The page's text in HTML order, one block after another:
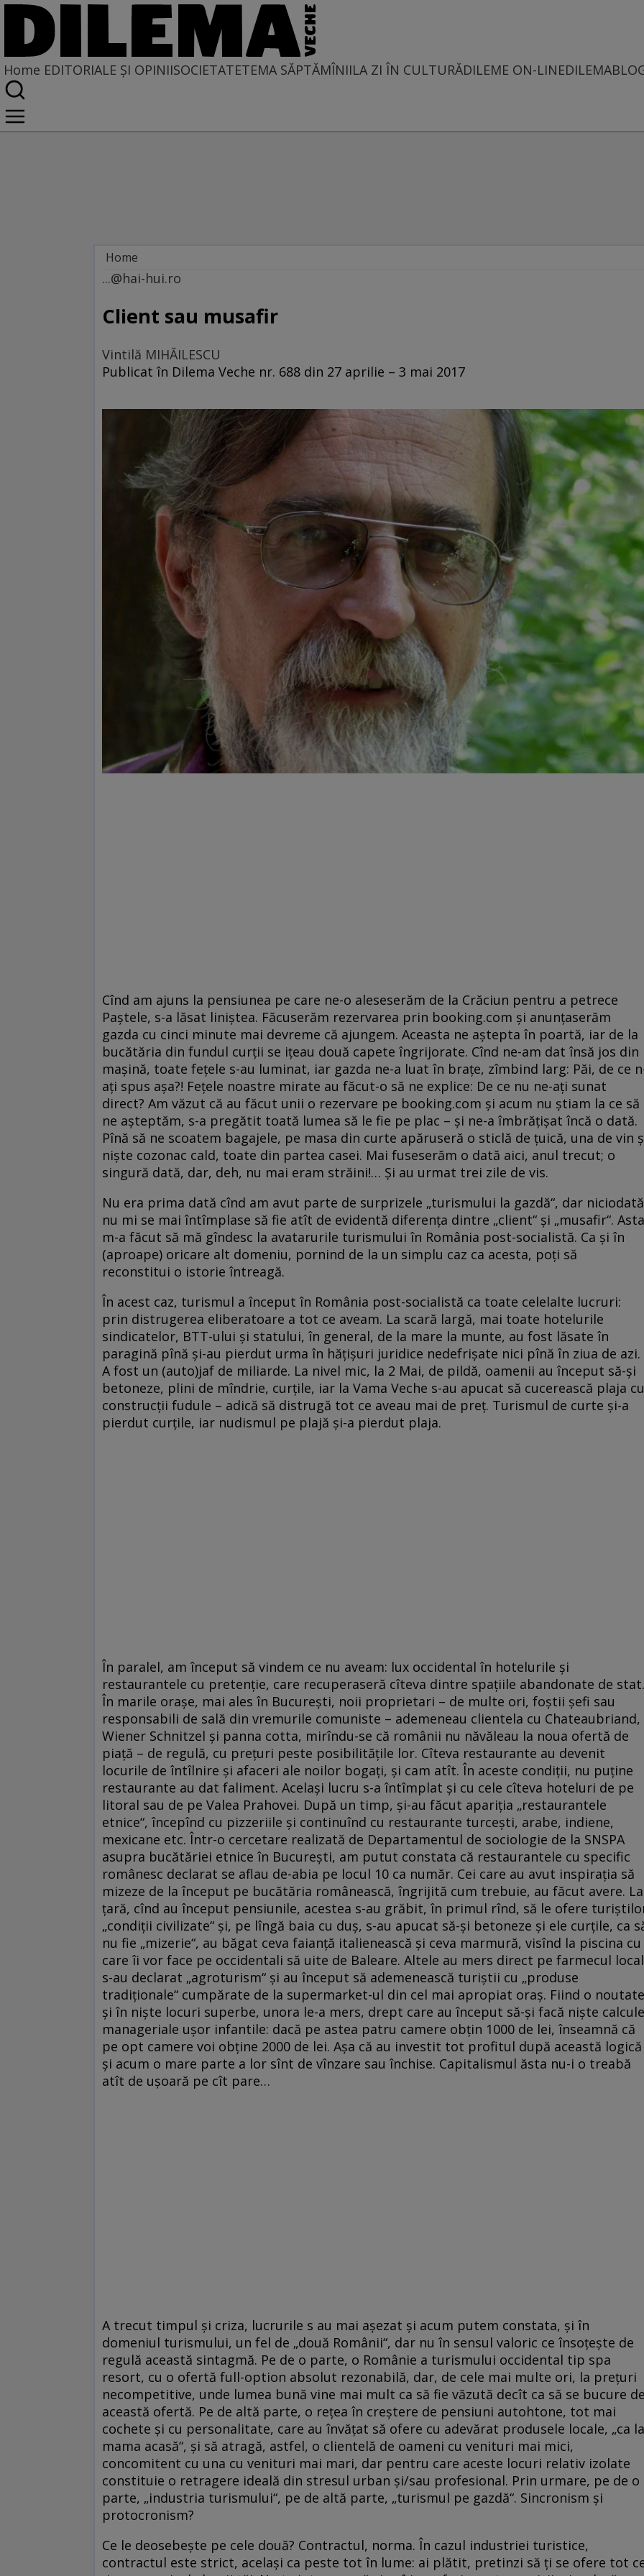
Home EDITORIALE ȘI OPINIISOCIETATETEMA SĂPTĂMÎNIILA ZI ÎN CULTURĂDILEME ON-LINE
Home
EDITORIALE ȘI OPINII
SITUAȚIUNEA
...@hai-hui.ro
Client sau musafir
Vintilă MIHĂILESCU
Publicat în Dilema Veche nr. 688 din 27 aprilie – 3 mai 2017
Cînd am ajuns la pensiunea pe care ne-o aleseserăm de la Crăciun pentru a petrece
Paștele, s-a lăsat liniștea. Făcuserăm rezervarea prin booking.com și anunțaserăm
gazda cu cinci minute mai devreme că ajungem. Aceasta ne aștepta în poartă, iar de la
bucătăria din fundul curții se ițeau două capete îngrijorate. Cînd ne-am dat însă jos din
mașină, toate fețele s-au luminat, iar gazda ne-a luat în brațe, zîmbind larg: Păi, de ce
ați spus așa?! Fețele noastre mirate au făcut-o să ne explice: De ce nu ne-ați sunat
direct? Am văzut că au făcut unii o rezervare pe booking.com și acum nu știam la ce să
ne așteptăm, s-a pregătit toată lumea să le fie pe plac – și ne-a îmbrățișat încă o dată.
Pînă să ne scoatem bagajele, pe masa din curte apăruseră o sticlă de țuică, una de vin
niște cozonac cald, toate din partea casei. Mai fuseserăm o dată aici, anul trecut; o
singură dată, dar, deh, nu mai eram străini!… Și au urmat trei zile de vis.
Nu era prima dată cînd am avut parte de surprizele „turismului la gazdă“, dar niciodată
nu mi se mai întîmplase să fie atît de evidentă diferența dintre „client“ și „musafir“. Asta
m-a făcut să mă gîndesc la avatarurile turismului în România post-socialistă. Ca și în
(aproape) oricare alt domeniu, pornind de la un simplu caz ca acesta, poți să
reconstitui o istorie întreagă.
În acest caz, turismul a început în România post-socialistă ca toate celelalte lucruri:
prin distrugerea eliberatoare a tot ce aveam. La scară largă, mai toate hotelurile
sindicatelor, BTT-ului și statului, în general, de la mare la munte, au fost lăsate în
paragină pînă și-au pierdut urma în hățișuri juridice nedefrișate nici pînă în ziua de azi.
A fost un (auto)jaf de miliarde. La nivel mic, la 2 Mai, de pildă, oamenii au început să-și
betoneze, plini de mîndrie, curțile, iar la Vama Veche s-au apucat să cucerească plaja cu
construcții fudule – adică să distrugă tot ce aveau mai de preț. Turismul de curte și-a
pierdut curțile, iar nudismul pe plajă și-a pierdut plaja.
În paralel, am început să vindem ce nu aveam: lux occidental în hotelurile și
restaurantele cu pretenție, care recuperaseră cîteva dintre spațiile abandonate de stat.
În marile orașe, mai ales în București, noii proprietari – de multe ori, foștii șefi sau
responsabili de sală din vremurile comuniste – ademeneau clientela cu Chateaubriand,
Wiener Schnitzel și panna cotta, mirîndu-se că românii nu năvăleau la noua ofertă de
piață – de regulă, cu prețuri peste posibilitățile lor. Cîteva restaurante au devenit
locurile de întîlnire și afaceri ale noilor bogați, și cam atît. În aceste condiții, nu puține
restaurante au dat faliment. Același lucru s-a întîmplat și cu cele cîteva hoteluri de pe
litoral sau de pe Valea Prahovei. După un timp, și-au făcut apariția „restaurantele
etnice“, începînd cu pizzeriile și continuînd cu restaurante turcești, arabe, indiene,
mexicane etc. Într-o cercetare realizată de Departamentul de sociologie de la SNSPA
asupra bucătăriei etnice în București, am putut constata că restaurantele cu specific
românesc declarat se aflau de-abia pe locul 10 ca număr. Cei care au avut inspirația să
mizeze de la început pe bucătăria românească, îngrijită cum trebuie, au făcut avere. La
țară, cînd au început pensiunile, acestea s-au grăbit, în primul rînd, să le ofere
„condiții civilizate“ și, pe lîngă baia cu duș, s-au apucat să-și betoneze și ele curțile, ca
nu fie „mizerie“, au băgat ceva faianță italienească și ceva marmură, visînd la piscina cu
care îi vor face pe occidentali să uite de Baleare. Altele au mers direct pe farmecul
s-au declarat „agroturism“ și au început să ademenească turiștii cu „produse
tradiționale“ cumpărate de la supermarket-ul din cel mai apropiat oraș. Fiind o noutate
și în niște locuri superbe, unora le-a mers, drept care au început să-și facă niște calcule
manageriale ușor infantile: dacă pe astea patru camere obțin 1000 de lei, înseamnă că
pe opt camere voi obține 2000 de lei. Așa că au investit tot profitul după această logică
și acum o mare parte a lor sînt de vînzare sau închise. Capitalismul ăsta nu-i o treabă
atît de ușoară pe cît pare…
A trecut timpul și criza, lucrurile s au mai așezat și acum putem constata, și în
domeniul turismului, un fel de „două Românii“, dar nu în sensul valoric ce însoțește de
regulă această sintagmă. Pe de o parte, o Românie a turismului occidental tip spa
resort, cu o ofertă full-option absolut rezonabilă, dar, de cele mai multe ori, la prețuri
necompetitive, unde lumea bună vine mai mult ca să fie văzută decît ca să se bucure de
această ofertă. Pe de altă parte, o rețea în creștere de pensiuni autohtone, tot mai
cochete și cu personalitate, care au învățat să ofere cu adevărat produsele locale, „ca la
mama acasă“, și să atragă, astfel, o clientelă de oameni cu venituri mai mici,
concomitent cu una cu venituri mai mari, dar pentru care aceste locuri relativ izolate
constituie o retragere ideală din stresul urban și/sau profesional. Prin urmare, pe de o
parte, „industria turismului“, pe de altă parte, „turismul pe gazdă“. Sincronism și
protocronism?
Ce le deosebește pe cele două? Contractul, norma. În cazul industriei turistice,
contractul este strict, același ca peste tot în lume: ai plătit, pretinzi să ți se ofere tot